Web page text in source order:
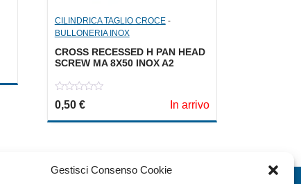
Gestisci Consenso Cookie
CILINDRICA TAGLIO CROCE-
BULLONERIA INOX
CROSS RECESSED H PAN HEAD
SCREW MA 8X50 INOX A2
0
out
0,50 € In arrivo